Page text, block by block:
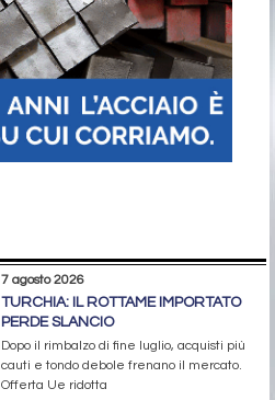
7 agosto 2026
TURCHIA: IL ROTTAME IMPORTATO
PERDE SLANCIO
Dopo il rimbalzo di fine luglio, acquisti più
cauti e tondo debole frenano il mercato.
Offerta Ue ridotta